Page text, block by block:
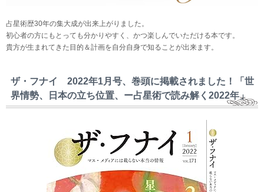
占星術歴30年の集大成が出来上がりました。
初心者の方にもとっても分かりやすく、かつ楽しんでいただける本です。
貴方が生まれてきた目的＆計画を自分自身で知ることが出来ます。
ザ・フナイ 2022年1月号、巻頭に掲載されました！「世
界情勢、日本の立ち位置、ー占星術で読み解く2022年」